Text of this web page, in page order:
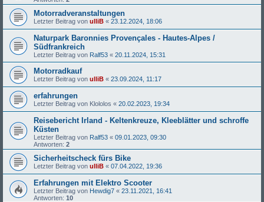
Motorradveranstaltungen
Letzter Beitrag von ulliB « 23.12.2024, 18:06
Naturpark Baronnies Provençales - Hautes-Alpes /
Südfrankreich
Letzter Beitrag von Ralf53 « 20.11.2024, 15:31
Motorradkauf
Letzter Beitrag von ulliB « 23.09.2024, 11:17
erfahrungen
Letzter Beitrag von Klololos « 20.02.2023, 19:34
Reisebericht Irland - Keltenkreuze, Kleeblätter und schroffe
Küsten
Letzter Beitrag von Ralf53 « 09.01.2023, 09:30
Antworten: 2
Sicherheitscheck fürs Bike
Letzter Beitrag von ulliB « 07.04.2022, 19:36
Erfahrungen mit Elektro Scooter
Letzter Beitrag von Hewdig7 « 23.11.2021, 16:41
Antworten: 10